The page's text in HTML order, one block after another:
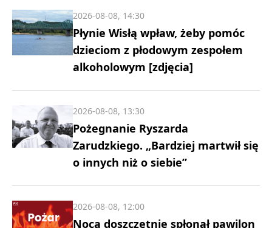
Płynie Wisłą wpław, żeby pomóc
dzieciom z płodowym zespołem
alkoholowym [zdjęcia]
2026-08-08, 14:30
Pożegnanie Ryszarda
Zarudzkiego. „Bardziej martwił się
o innych niż o siebie”
2026-08-08, 13:30
Nocą doszczętnie spłonął pawilon
2026-08-08, 12:00